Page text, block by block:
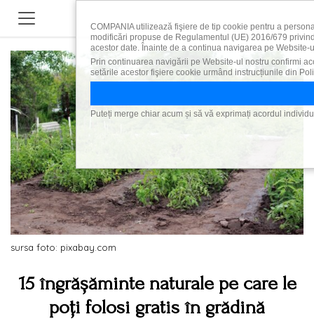
sursa foto: pixabay.com
15 îngrășăminte naturale pe care le
poți folosi gratis în grădină
COMPANIA utilizează fişiere de tip cookie pentru a
modificări propuse de Regulamentul (UE) 2016/679
acestor date. Înainte de a continua navigarea pe
Prin continuarea navigării pe Website-ul nostru confirmi
setările acestor fişiere cookie urmând instrucțiunile din
Puteți merge chiar acum și să vă exprimați acordul